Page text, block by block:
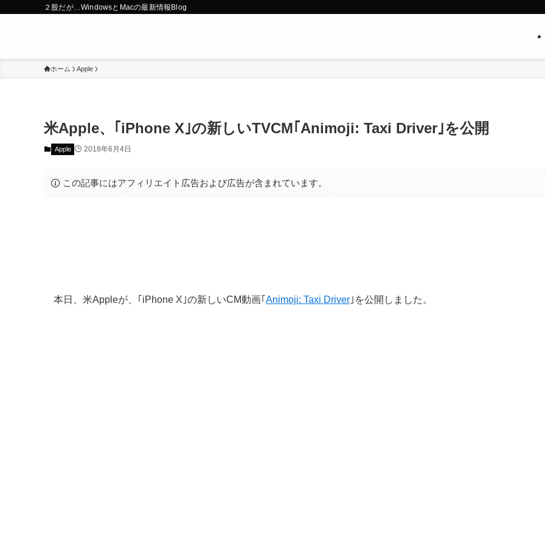
２股だが…WindowsとMacの最新情報Blog
ホーム Apple
米Apple、｢iPhone X｣の新しいTVCM｢Animoji: Taxi Driver｣を公開
Apple 2018年6月4日
この記事にはアフィリエイト広告および広告が含まれています。
本日、米Appleが、｢iPhone X｣の新しいCM動画｢ Animoji: Taxi Driver ｣を公開しました。